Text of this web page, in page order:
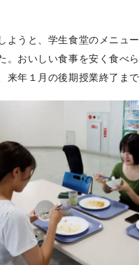
うと、学生食堂のメニュ
おいしい食事を安く食べ
年１月の後期授業終了ま